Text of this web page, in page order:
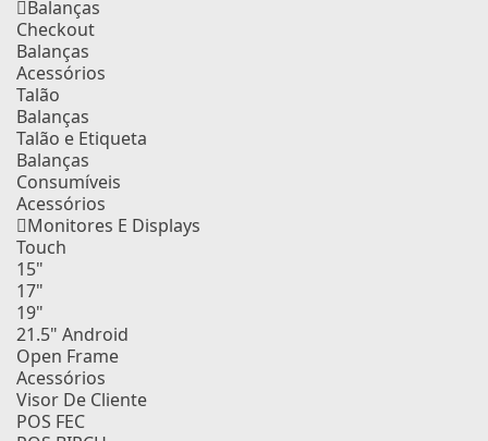
Balanças
Checkout
Balanças
Acessórios
Talão
Balanças
Talão e Etiqueta
Balanças
Consumíveis
Acessórios
Monitores E Displays
Touch
15"
17"
19"
21.5" Android
Open Frame
Acessórios
Visor De Cliente
POS FEC